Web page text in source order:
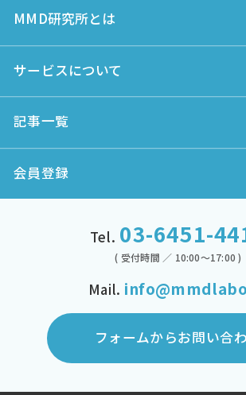
MMD研究所とは
サービスについて
記事一覧
会員登録
Tel. 03-6451-
( 受付時間 ／ 10:00～17:00 )
Mail.
フォームからお問い合